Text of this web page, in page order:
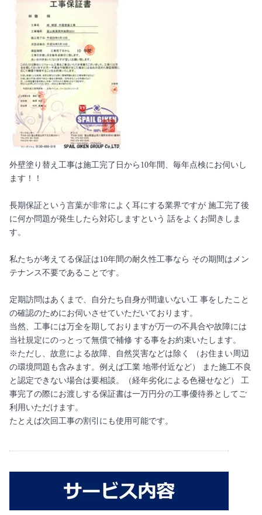
外壁塗り替え工事は施工完了日から10年間、毎年点検にお伺いし
ます！！
長期保証という言葉が非常によく耳にする業界ですが 施工完了後
に何か問題が発生したら対応しますという 話をよくお聞きしま
す。
私たちが考えてる保証は10年間の耐久性工事なら その期間はメン
テナンス不要であることです。
定期訪問はあくまで、自分たち自身が間違いない工 事をしたこと
の確認のためにお伺いさせていただいております。
当然、工事には万全を期しておりますが万一の不具合や故障には
当社規定にのっとって無償で補修 する事をお約束いたします。
※ただし、故意による故障、自然災害などは除く （お住まい周辺
の環境問題も含みます。例えば工業 地帯付近など） また施工不良
と認定できない場合は要相談。（経年劣化による色褪せなど） 工
事完了の際にお渡しする保証書は一万円分の工事優待券としてご
利用いただけます。
たとえば次回工事の割引にも使用可能です。